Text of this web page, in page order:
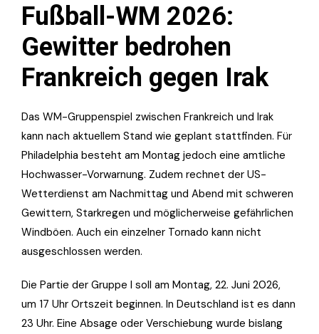
Fußball-WM 2026:
Gewitter bedrohen
Frankreich gegen Irak
Das WM-Gruppenspiel zwischen Frankreich und Irak
kann nach aktuellem Stand wie geplant stattfinden. Für
Philadelphia besteht am Montag jedoch eine amtliche
Hochwasser-Vorwarnung. Zudem rechnet der US-
Wetterdienst am Nachmittag und Abend mit schweren
Gewittern, Starkregen und möglicherweise gefährlichen
Windböen. Auch ein einzelner Tornado kann nicht
ausgeschlossen werden.
Die Partie der Gruppe I soll am Montag, 22. Juni 2026,
um 17 Uhr Ortszeit beginnen. In Deutschland ist es dann
23 Uhr. Eine Absage oder Verschiebung wurde bislang